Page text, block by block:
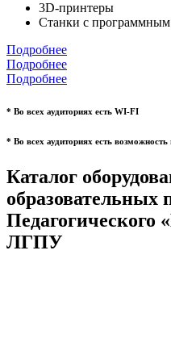
3D-принтеры
Станки с
Подробнее
Подробнее
Подробнее
* Во всех аудиториях есть WI-FI
* Во всех аудиториях есть
Каталог
образовательных
ЛГПУ